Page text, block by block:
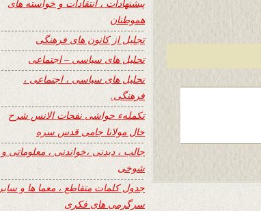
پیشنهادات ، انتقادات و خواسته های
هموطنان
تجلیل از کانون های فرهنگی
تحلیل های سیاسی – اجتماعی
تحلیل های سیاسی ، اجتماعی ،
فرهنگی.
تکملهء حواشی نفحات الانس شرح
حال مولانا جامی قدس سره
جالب ، دیدنی ،خواندنی ، معلوماتی و
شوخی
جدول کلمات متقاطع ، معما ها و سایر
سرگرمی های فکری